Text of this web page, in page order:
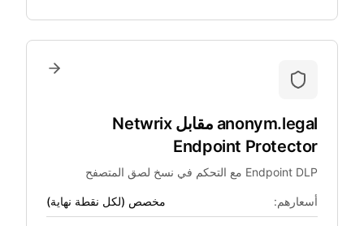
anonym.legal مقابل Netwrix
Endpoint Protector
Endpoint DLP مع التحكم في نسخ لصق المتصفح
أسعارهم: مخصص (لكل نقطة نهاية)